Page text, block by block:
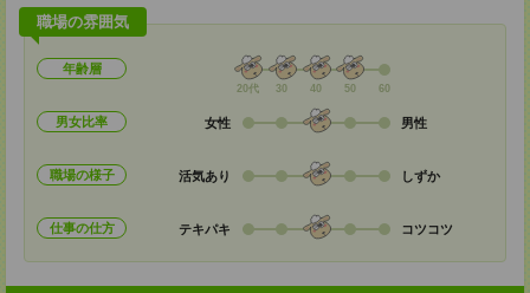
職場の雰囲気
年齢層
20代 30 40 50 60
男女比率 女性 男性
職場の様子 活気あり しずか
仕事の仕方 テキパキ コツコツ